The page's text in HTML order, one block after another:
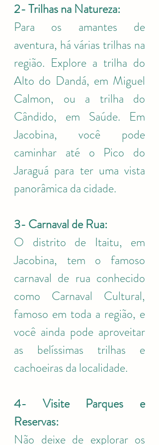
2- Trilhas na Natureza:
Para os amantes de
aventura, há várias trilhas na
região. Explore a trilha do
Alto do Dandá, em Miguel
Calmon, ou a trilha do
Cândido, em Saúde. Em
Jacobina, você pode
caminhar até o Pico do
Jaraguá para ter uma vista
panorâmica da cidade.
3- Carnaval de Rua:
O distrito de Itaitu, em
Jacobina, tem o famoso
carnaval de rua conhecido
como Carnaval Cultural,
famoso em toda a região, e
você ainda pode aproveitar
as belíssimas trilhas e
cachoeiras da localidade.
4- Visite Parques e
Reservas:
Não deixe de explorar os